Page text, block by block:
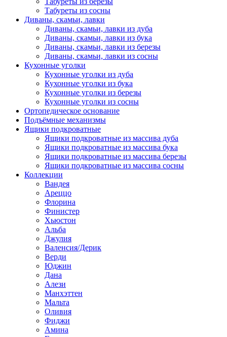
Табуреты из сосны
Диваны, скамьи, лавки
Диваны, скамьи, лавки из дуба
Диваны, скамьи, лавки из бука
Диваны, скамьи, лавки из березы
Диваны, скамьи, лавки из сосны
Кухонные уголки
Кухонные уголки из дуба
Кухонные уголки из бука
Кухонные уголки из березы
Кухонные уголки из сосны
Ортопедическое основание
Подъёмные механизмы
Ящики подкроватные
Ящики подкроватные из массива дуба
Ящики подкроватные из массива бука
Ящики подкроватные из массива березы
Ящики подкроватные из массива сосны
Коллекции
Вандея
Ареццо
Флорина
Финистер
Хьюстон
Альба
Джулия
Валенсия/Дерик
Верди
Юджин
Дана
Алези
Манхэттен
Мальта
Оливия
Фиджи
Амина